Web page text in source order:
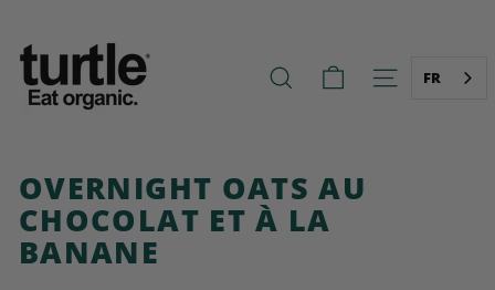
contenu
U
R
T
-
B
E
RECHERCHE FR
OVERNIGHT OATS AU
CHOCOLAT ET À LA
BANANE